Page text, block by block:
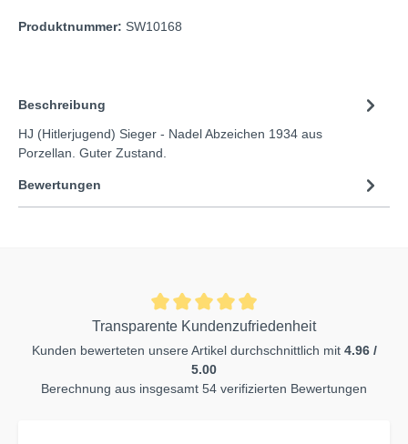
Produktnummer: SW10168
Beschreibung
HJ (Hitlerjugend) Sieger - Nadel Abzeichen 1934 aus
Porzellan. Guter Zustand.
Bewertungen
Transparente Kundenzufriedenheit
Kunden bewerteten unsere Artikel durchschnittlich mit 4.96 /
5.00
Berechnung aus insgesamt 54 verifizierten Bewertungen